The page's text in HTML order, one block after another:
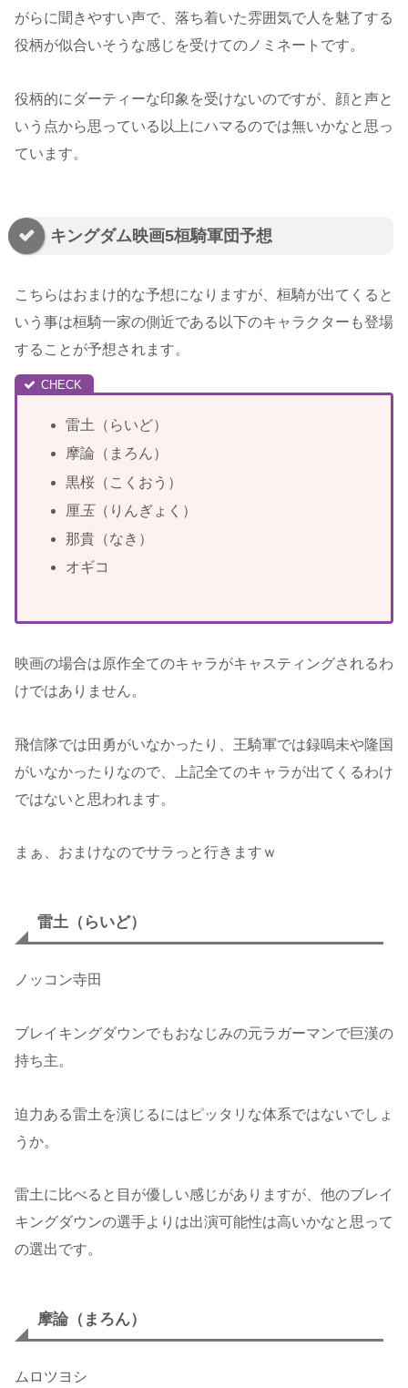
がらに聞きやすい声で、落ち着いた雰囲気で人を魅了する
役柄が似合いそうな感じを受けてのノミネートです。
役柄的にダーティーな印象を受けないのですが、顔と声と
いう点から思っている以上にハマるのでは無いかなと思っ
ています。
キングダム映画5桓騎軍団予想
こちらはおまけ的な予想になりますが、桓騎が出てくると
いう事は桓騎一家の側近である以下のキャラクターも登場
することが予想されます。
雷土（らいど）
摩論（まろん）
黒桜（こくおう）
厘 玉（りんぎょく）
那貴（なき）
オギコ
映画の場合は原作全てのキャラがキャスティングされるわ
けではありません。
飛信隊では田勇がいなかったり、王騎軍では録嗚未や隆国
がいなかったりなので、上記全てのキャラが出てくるわけ
ではないと思われます。
まぁ、おまけなのでサラっと行きますｗ
雷土（らいど）
ノッコン寺田
ブレイキングダウンでもおなじみの元ラガーマンで巨漢の
持ち主。
迫力ある雷土を演じるにはピッタリな体系ではないでしょ
うか。
雷土に比べると目が優しい感じがありますが、他のブレイ
キングダウンの選手よりは出演可能性は高いかなと思って
の選出です。
摩論（まろん）
ムロツヨシ